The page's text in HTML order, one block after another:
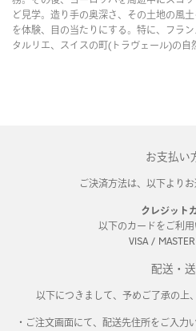
ど見学。造り手の奥深さ、その土地の風
を体験、目の当たりにする。特に、フラ
タルリエ、スイスの町(トラヴェール)の自
お支払い
ご決済方法は、以下よりお
クレジット
以下のカードをご利用
VISA /
配送・
以下につきまして、予めご了承の上
・ご注文画面にて、配送先住所をご入力